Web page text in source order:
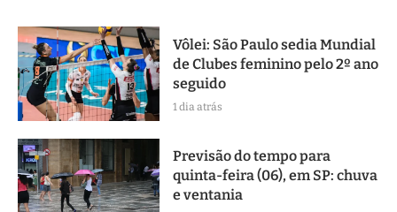
Vôlei: São Paulo sedia Mundial
de Clubes feminino pelo 2º ano
seguido
1 dia atrás
Previsão do tempo para
quinta-feira (06), em SP: chuva
e ventania